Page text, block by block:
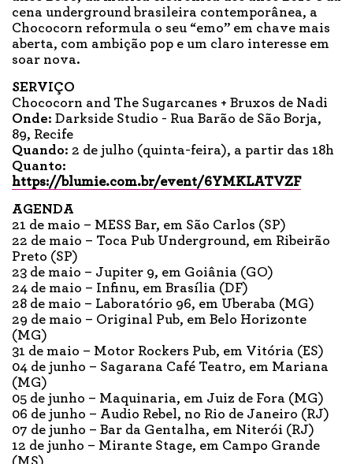
cena underground brasileira contemporânea, a
Chococorn reformula o seu “emo” em chave mais
aberta, com ambição pop e um claro interesse em
soar nova.
SERVIÇO
Chococorn and The Sugarcanes + Bruxos de Nadi
Onde: Darkside Studio - Rua Barão de São Borja,
89, Recife
Quando: 2 de julho (quinta-feira), a partir das 18h
Quanto:
https://blumie.com.br/event/6YMKLATVZF
AGENDA
21 de maio – MESS Bar, em São Carlos (SP)
22 de maio – Toca Pub Underground, em Ribeirão
Preto (SP)
23 de maio – Jupiter 9, em Goiânia (GO)
24 de maio – Infinu, em Brasília (DF)
28 de maio – Laboratório 96, em Uberaba (MG)
29 de maio – Original Pub, em Belo Horizonte
(MG)
31 de maio – Motor Rockers Pub, em Vitória (ES)
04 de junho – Sagarana Café Teatro, em Mariana
(MG)
05 de junho – Maquinaria, em Juiz de Fora (MG)
06 de junho – Audio Rebel, no Rio de Janeiro (RJ)
07 de junho – Bar da Gentalha, em Niterói (RJ)
12 de junho – Mirante Stage, em Campo Grande